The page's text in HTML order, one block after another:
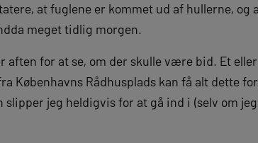
at fuglene er kommet ud af hullerne, og
meget tidlig morgen.
for at se, om der skulle være bid. Et
Københavns Rådhusplads kan få alt dette
jeg heldigvis for at gå ind i (selv om